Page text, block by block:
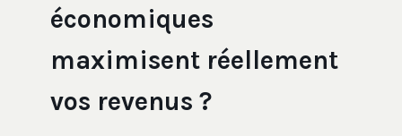
économiques
maximisent réellement
vos revenus ?